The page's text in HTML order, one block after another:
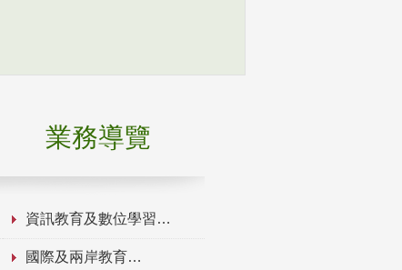
業務導覽
資訊教育及數位學習
國際及兩岸教育